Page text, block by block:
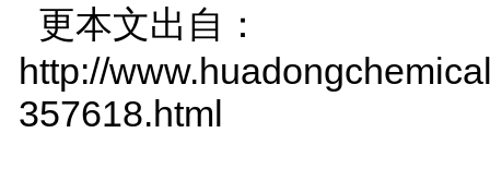
更本文出自：
http://
357618.html